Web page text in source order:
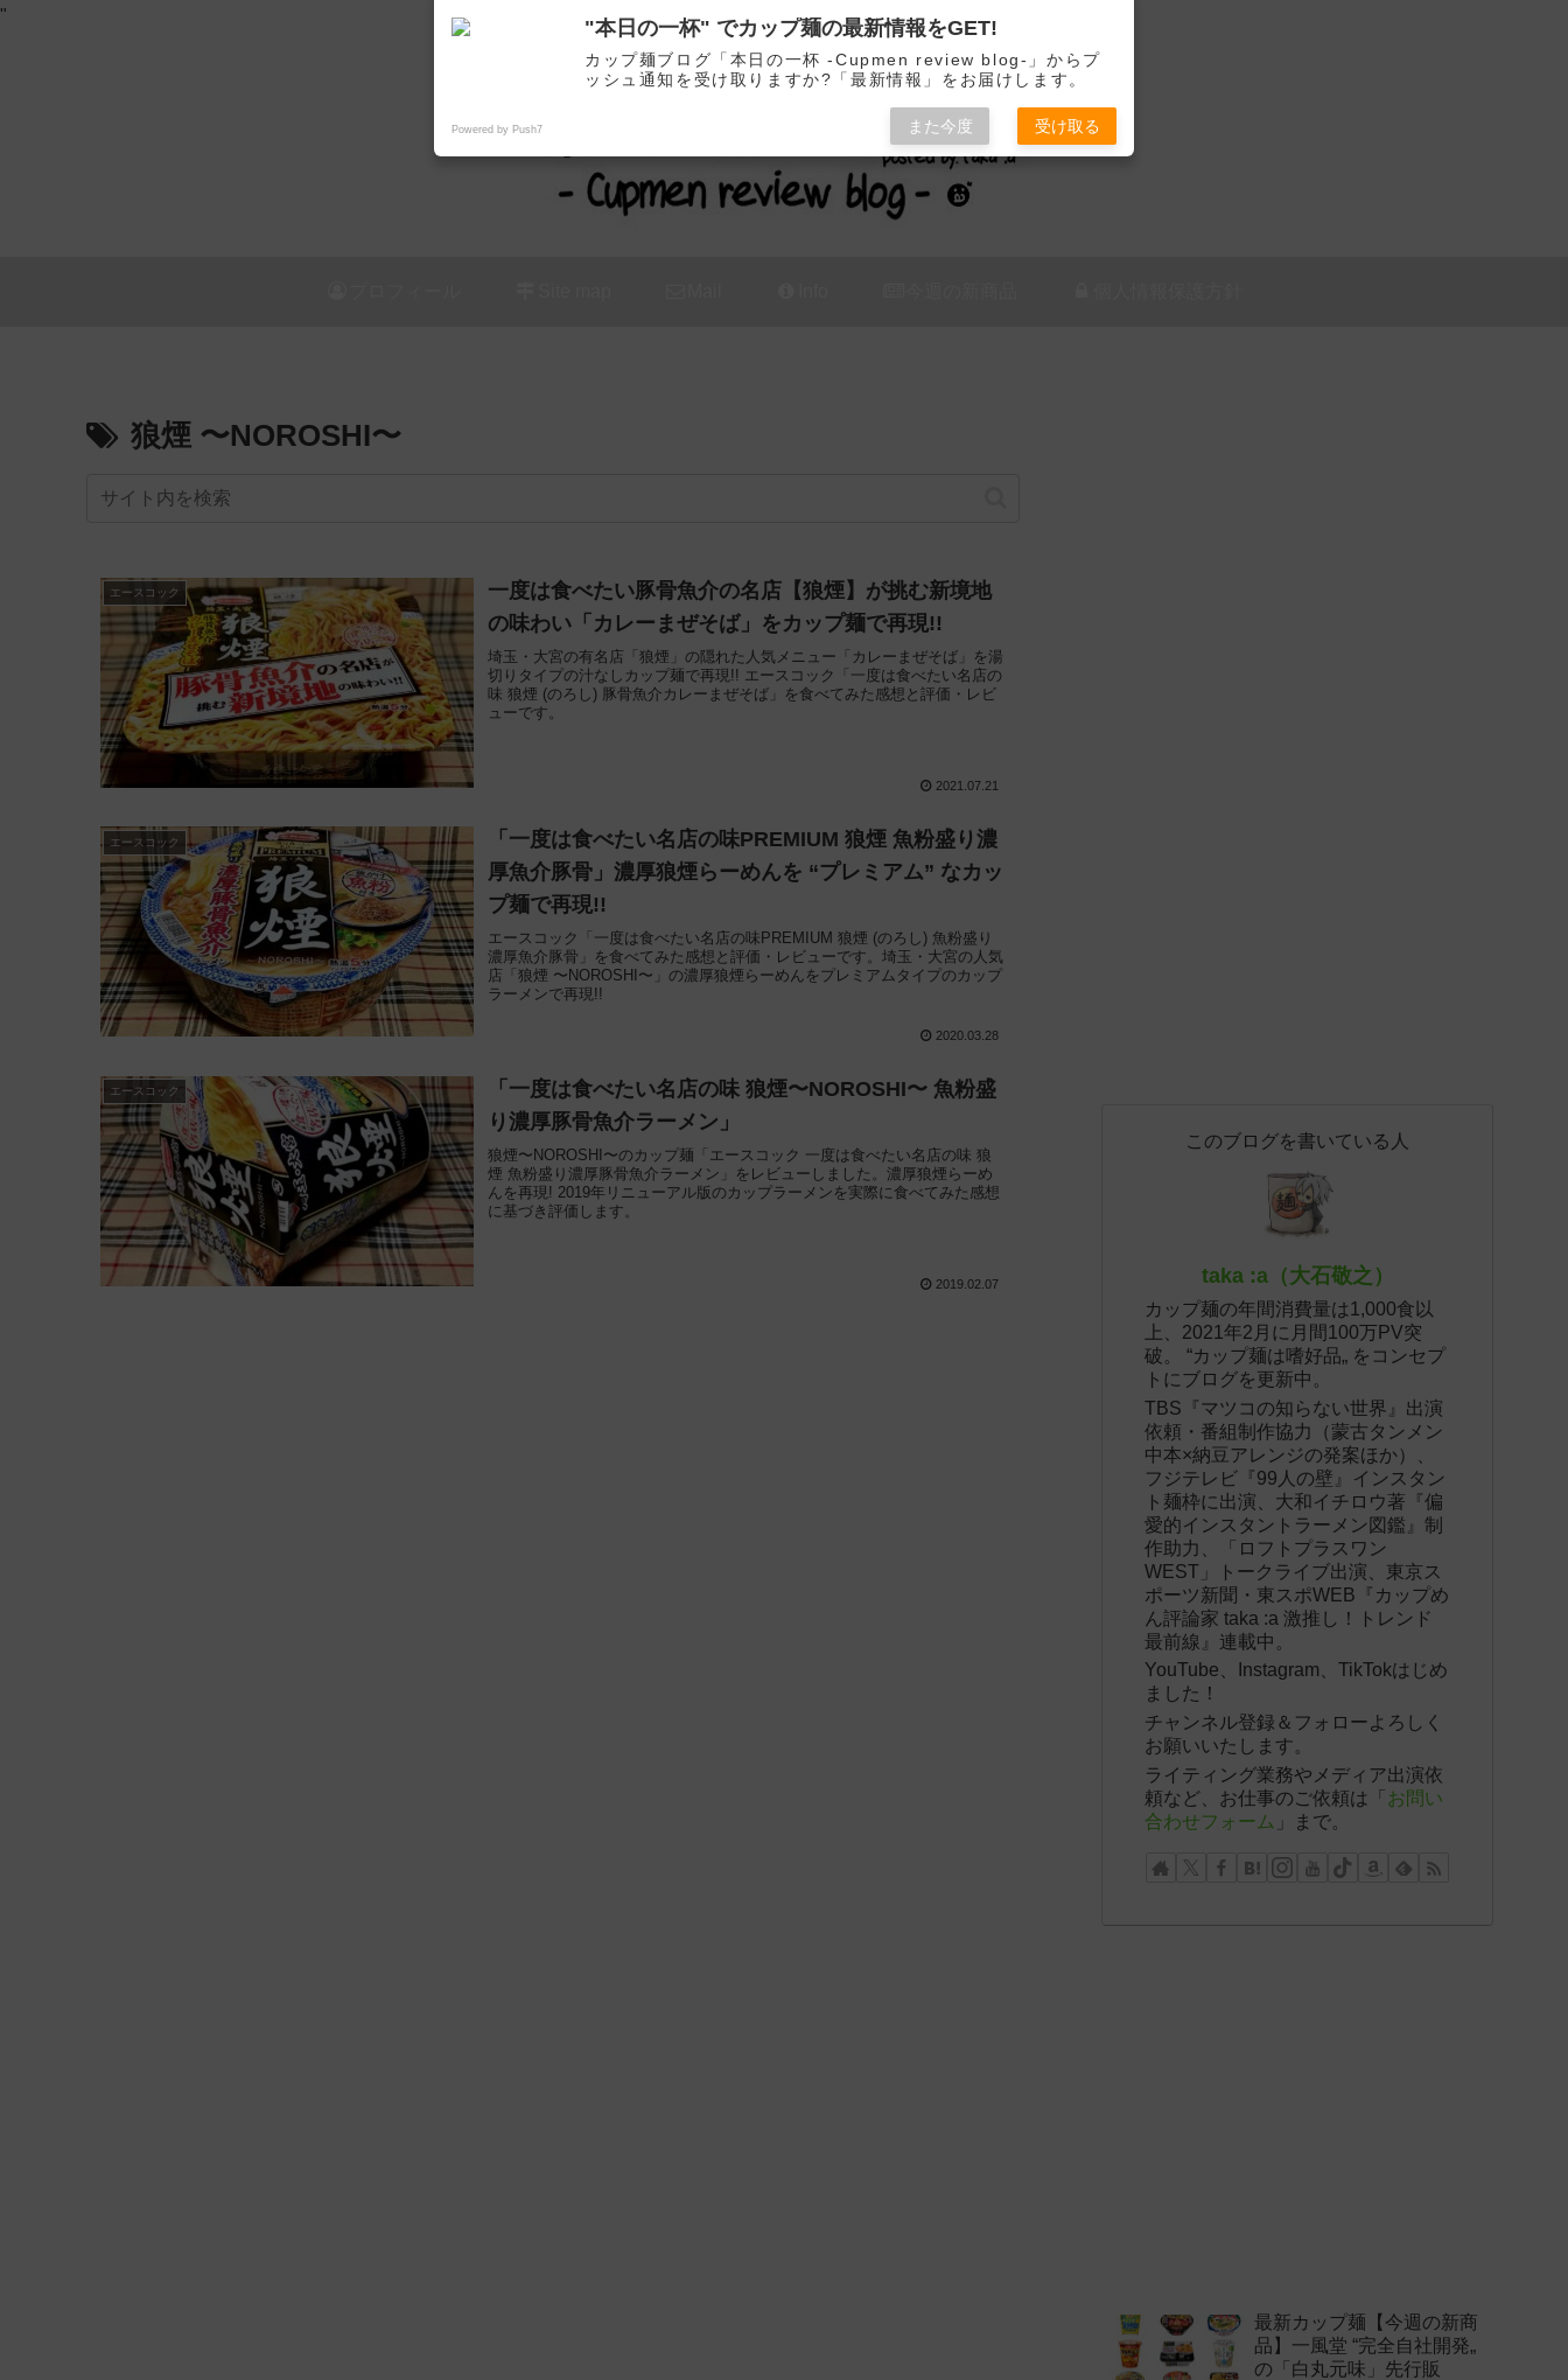
"
カップ麺の新商品をレビュー / アレンジするブログ
狼煙 〜NOROSHI〜
エースコック
一度は食べたい豚骨魚介の名店【狼煙】が挑む新境地
の味わい「カレーまぜそば」をカップ麺で再現!!
埼玉・大宮の有名店「狼煙」の隠れた人気メニュー「カレーまぜそば」を湯
切りタイプの汁なしカップ麺で再現!! エースコック「一度は食べたい名店の
味 狼煙 (のろし) 豚骨魚介カレーまぜそば」を食べてみた感想と評価・レビ
ューです。
2021.07.21
エースコック
「一度は食べたい名店の味PREMIUM 狼煙 魚粉盛り濃
厚魚介豚骨」濃厚狼煙らーめんを “プレミアム” なカッ
プ麺で再現!!
エースコック「一度は食べたい名店の味PREMIUM 狼煙 (のろし) 魚粉盛り
濃厚魚介豚骨」を食べてみた感想と評価・レビューです。埼玉・大宮の人気
店「狼煙 〜NOROSHI〜」の濃厚狼煙らーめんをプレミアムタイプのカップ
ラーメンで再現!!
2020.03.28
エースコック
「一度は食べたい名店の味 狼煙〜NOROSHI〜 魚粉盛
り濃厚豚骨魚介ラーメン」
狼煙〜NOROSHI〜のカップ麺「エースコック 一度は食べたい名店の味 狼
煙 魚粉盛り濃厚豚骨魚介ラーメン」をレビューしました。濃厚狼煙らーめ
んを再現! 2019年リニューアル版のカップラーメンを実際に食べてみた感想
に基づき評価します。
2019.02.07
このブログを書いている人
taka :a（大石敬之）
カップ麺の年間消費量は1,000食以
上、2021年2月に月間100万PV突
破。 “カップ麺は嗜好品„ をコンセプ
トにブログを更新中。
TBS『マツコの知らない世界』出演
依頼・番組制作協力（蒙古タンメン
中本×納豆アレンジの発案ほか）、
フジテレビ『99人の壁』インスタン
ト麺枠に出演、大和イチロウ著『偏
愛的インスタントラーメン図鑑』制
作助力、「ロフトプラスワン
WEST」トークライブ出演、東京ス
ポーツ新聞・東スポWEB『カップめ
ん評論家 taka :a 激推し！トレンド
最前線』連載中。
YouTube、Instagram、TikTokはじめ
ました！
チャンネル登録＆フォローよろしく
お願いいたします。
ライティング業務やメディア出演依
頼など、お仕事のご依頼は「 お問い
合わせフォーム 」まで。
最新カップ麺【今週の新商
品】一風堂 “完全自社開発„
の「白丸元味」先行販
"本日の一杯" でカップ麺の最新情報をGET!
カップ麺ブログ「本日の一杯 -Cupmen review blog-」からプ
ッシュ通知を受け取りますか?「最新情報」をお届けします。
Powered by Push7 また今度 受け取る